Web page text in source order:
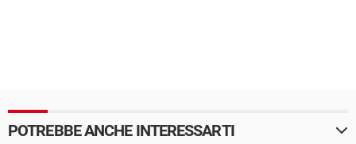
POTREBBE ANCHE INTERESSARTI